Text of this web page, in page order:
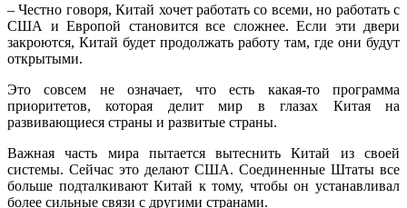
– Честно говоря, Китай хочет работать со всеми, но работать с
США и Европой становится все сложнее. Если эти двери
закроются, Китай будет продолжать работу там, где они будут
открытыми.
Это совсем не означает, что есть какая-то программа
приоритетов, которая делит мир в глазах Китая на
развивающиеся страны и развитые страны.
Важная часть мира пытается вытеснить Китай из своей
системы. Сейчас это делают США. Соединенные Штаты все
больше подталкивают Китай к тому, чтобы он устанавливал
более сильные связи с другими странами.